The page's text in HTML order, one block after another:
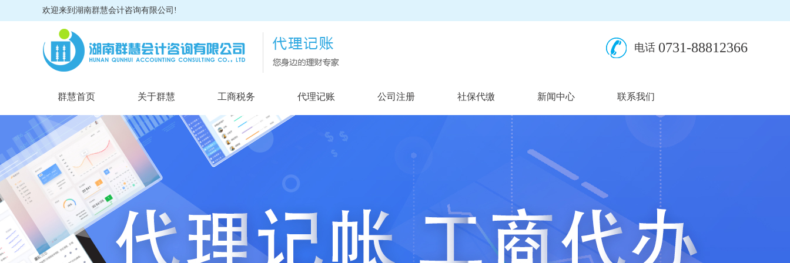
欢迎来到湖南群慧会计咨询有限公司!
电话 0731-88812366
群慧首页 关于群慧 工商税务 代理记账 公司注册 社保代缴 新闻中心 联系我们